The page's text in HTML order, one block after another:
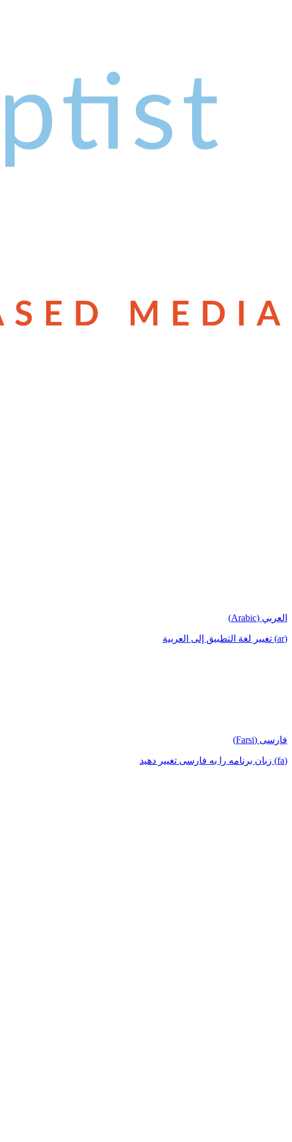
العربي (Arabic)
(ar) تغيير لغة التطبيق إلى العربية
فارسی (Farsi)
(fa) زبان برنامه را به فارسی تغییر دهید